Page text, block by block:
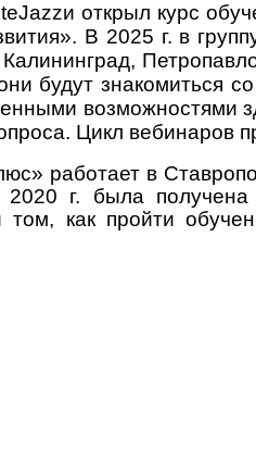
и открыл курс
В 2025 г. в
будут знакомиться
возможностями
Цикл вебинаров
работает в
г. была получена
как пройти